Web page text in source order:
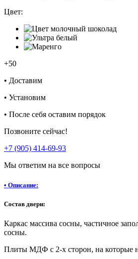
Цвет:
+50
• Доставим
• Установим
• После себя оставим порядок
Позвоните сейчас!
+7 (905) 414-69-93
Мы ответим на все вопросы
• Описание:
Состав двери:
Каркас массива сосны, частичное
сосны.
Плиты МДФ с 2-х сторон, на которые